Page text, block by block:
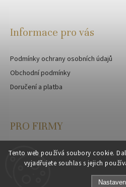
Tento web používá soubory cookie.
vyjadřujete souhlas s jejich
Informace pro vás
Podmínky ochrany osobních údajů
Obchodní podmínky
Doručení a platba
PRO FIRMY
Velkoobchod
Zakázková výroba